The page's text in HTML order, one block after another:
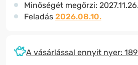
Minőségét megőrzi: 2027.11.26.
Feladás 2026.08.10.
A vásárlással ennyit nyer: